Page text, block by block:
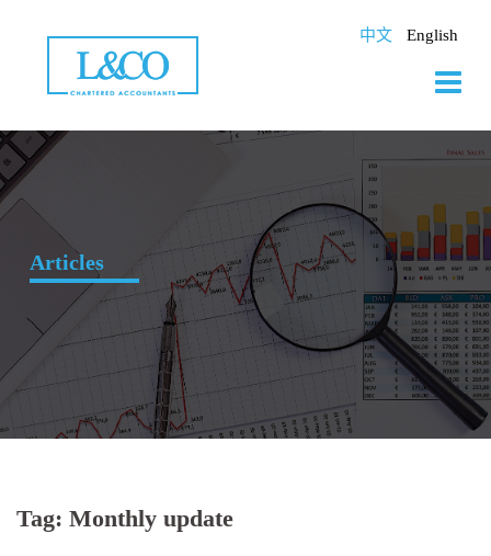
中文 English
Articles
Tag: Monthly update